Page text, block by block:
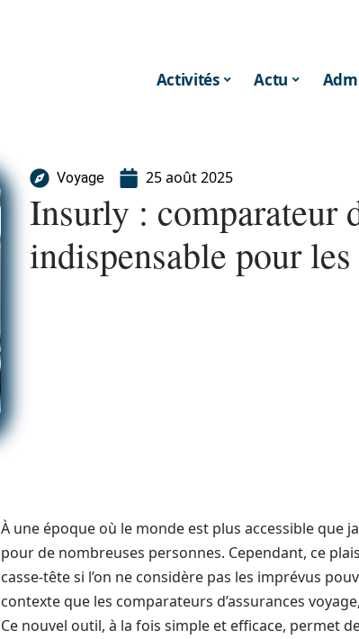
Activités Actu
Voyage 25 août 2025
Insurly : comparateur
indispensable pour
À une époque où le monde est plus accessible que
pour de nombreuses personnes. Cependant, ce
casse-tête si l’on ne considère pas les imprévus
contexte que les comparateurs d’assurances
Ce nouvel outil, à la fois simple et efficace, permet